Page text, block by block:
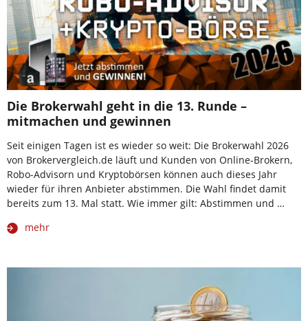
Die Brokerwahl geht in die 13. Runde –
mitmachen und gewinnen
Seit einigen Tagen ist es wieder so weit: Die Brokerwahl 2026
von Brokervergleich.de läuft und Kunden von Online-Brokern,
Robo-Advisorn und Kryptobörsen können auch dieses Jahr
wieder für ihren Anbieter abstimmen. Die Wahl findet damit
bereits zum 13. Mal statt. Wie immer gilt: Abstimmen und …
mehr